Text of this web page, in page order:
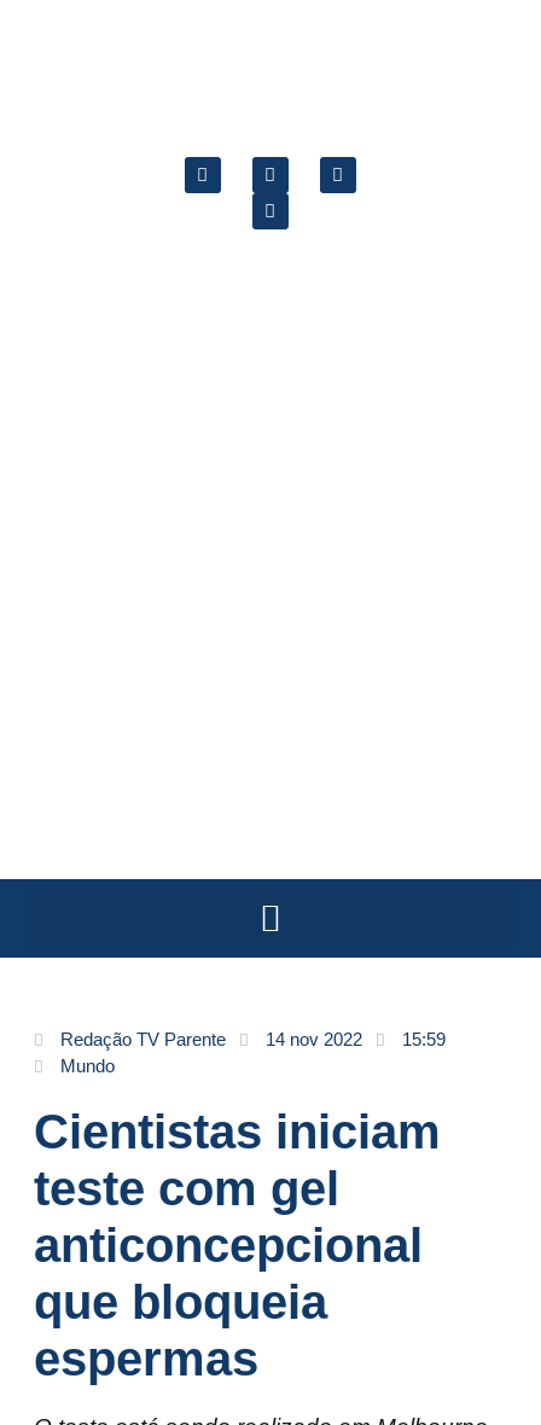
Redação TV Parente 14 nov 2022
15:59
Mundo
Cientistas iniciam
teste com gel
anticoncepcional
que bloqueia
espermas